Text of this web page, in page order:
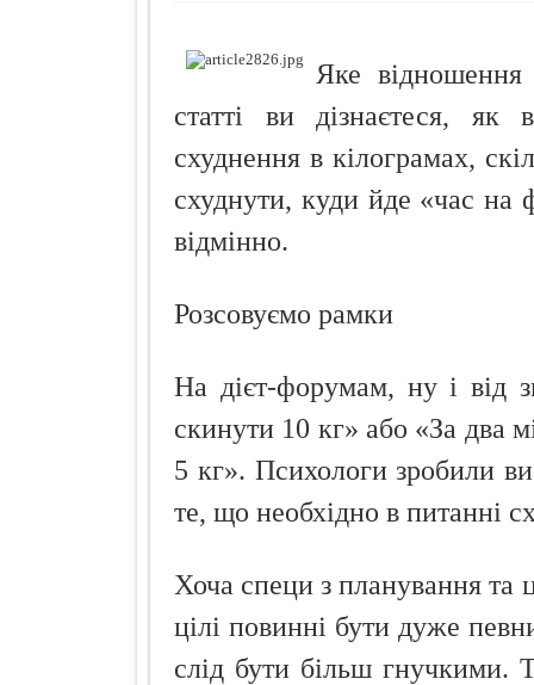
Яке
статті ви дізнаєтеся, як
схуднення в кілограмах,
схуднути, куди йде «час на
відмінно.
Розсовуємо рамки
На дієт-форумам, ну і від
скинути 10 кг» або «За два
5 кг». Психологи зробили
те, що необхідно в питанні
Хоча специ з планування та
цілі повинні бути дуже
слід бути більш гнучкими.